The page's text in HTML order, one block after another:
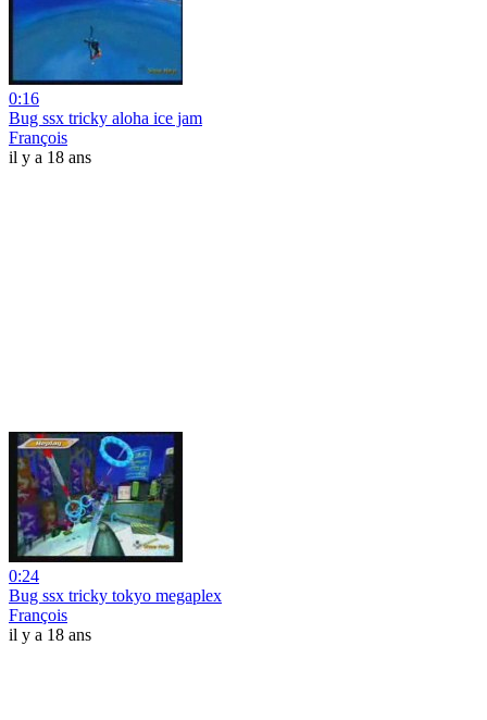
0:16
Bug ssx tricky aloha ice jam
François
il y a 18 ans
0:24
Bug ssx tricky tokyo megaplex
François
il y a 18 ans